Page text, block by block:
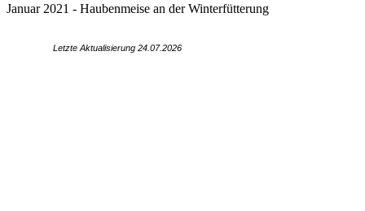
Januar 2021 - Haubenmeise an der Winterfütterung
Letzte Aktualisierung 24.07.2026